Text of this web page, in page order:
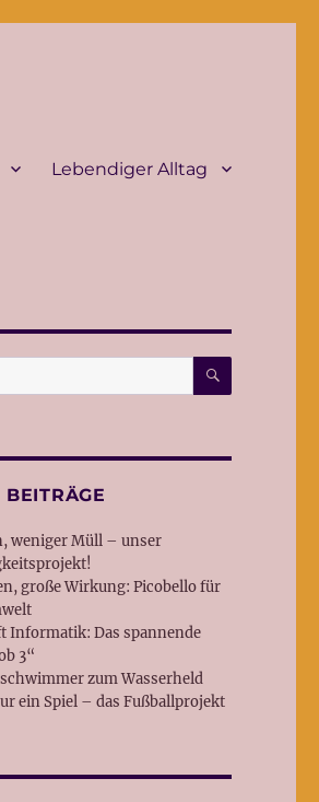
Lebendiger Alltag
SUCHEN
BEITRÄGE
weniger Müll – unser
große Wirkung: Picobello für
Informatik: Das spannende
3“
zum Wasserheld
ein Spiel – das Fußballprojekt